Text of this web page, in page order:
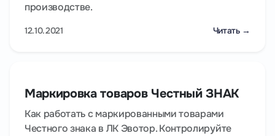
производстве.
12.10.2021 Читать →
Маркировка товаров Честный ЗНАК
Как работать с маркированными товарами
Честного знака в ЛК Эвотор. Контролируйте